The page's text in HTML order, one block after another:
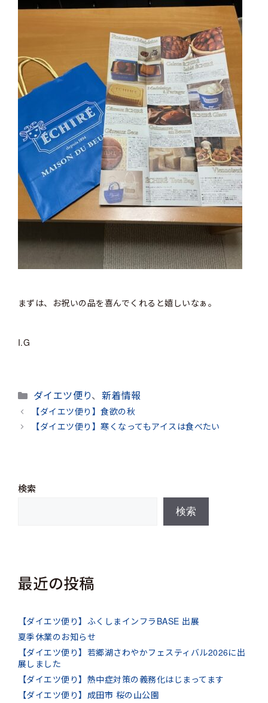
まずは、お祝いの品を喜んでくれると嬉しいなぁ。
I.G
カ
テ
ゴ
ダイエツ便り、 新着情報
【ダイエツ便り】食欲の秋
【ダイエツ便り】寒くなってもアイスは食べたい
検索
検索
最近の投稿
【ダイエツ便り】ふくしまインフラBASE 出展
夏季休業のお知らせ
【ダイエツ便り】若郷湖さわやかフェスティバル2026に出
展しました
【ダイエツ便り】熱中症対策の義務化はじまってます
【ダイエツ便り】成田市 桜の山公園